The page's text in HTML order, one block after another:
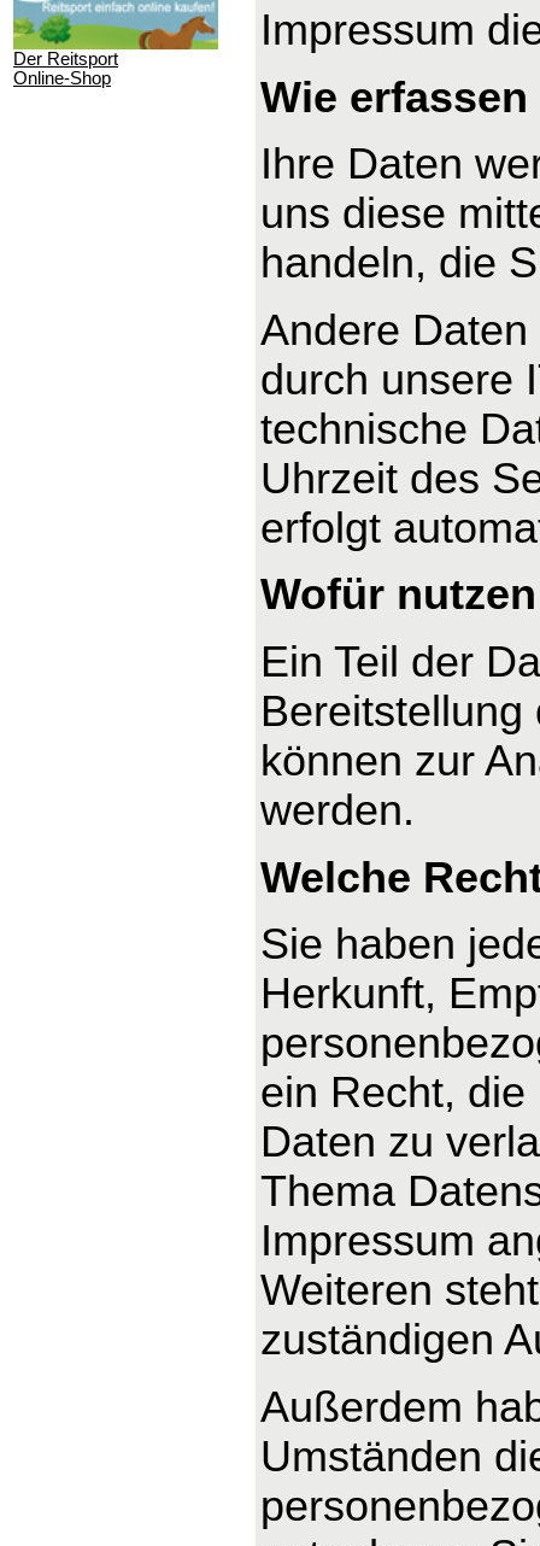
Der Reitsport
Online-Shop
Impressum
Wie
Ihre Daten
uns diese
handeln, die
Andere
durch unsere
technische
Uhrzeit des
erfolgt
Wofür
Ein Teil der
können zur
werden.
Welche
Sie haben
Herkunft,
ein Recht,
Daten zu
Thema
Impressum
Weiteren
zuständigen
Außerdem
Umständen